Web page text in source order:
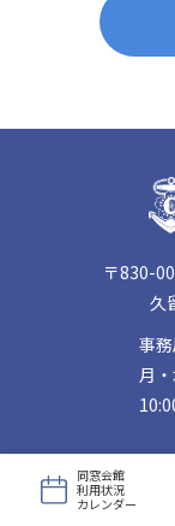
同窓会館
利用状況
カレンダー
〒830-
久
事
月